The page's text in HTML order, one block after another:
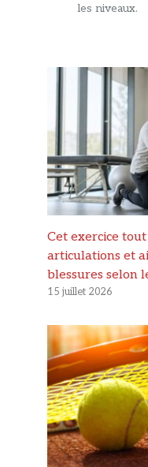
les niveaux.
Cet exercice
articulations et
blessures selon
15 juillet 2026